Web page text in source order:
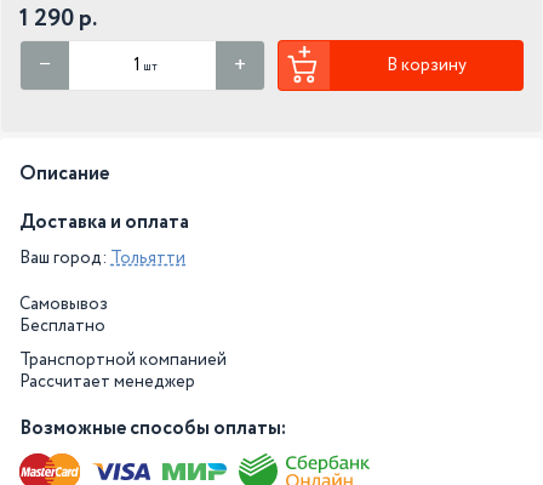
1 290 р.
шт В корзину
Описание
Доставка и оплата
Ваш город: Тольятти
Самовывоз
Бесплатно
Транспортной компанией
Рассчитает менеджер
Возможные способы оплаты: